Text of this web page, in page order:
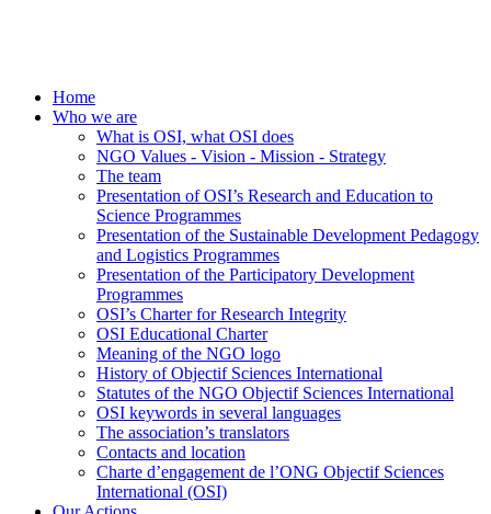
Home
Who we are
What is OSI, what OSI does
NGO Values - Vision - Mission - Strategy
The team
Presentation of OSI’s Research and Education to
Science Programmes
Presentation of the Sustainable Development Pedagogy
and Logistics Programmes
Presentation of the Participatory Development
Programmes
OSI’s Charter for Research Integrity
OSI Educational Charter
Meaning of the NGO logo
History of Objectif Sciences International
Statutes of the NGO Objectif Sciences International
OSI keywords in several languages
The association’s translators
Contacts and location
Charte d’engagement de l’ONG Objectif Sciences
International (OSI)